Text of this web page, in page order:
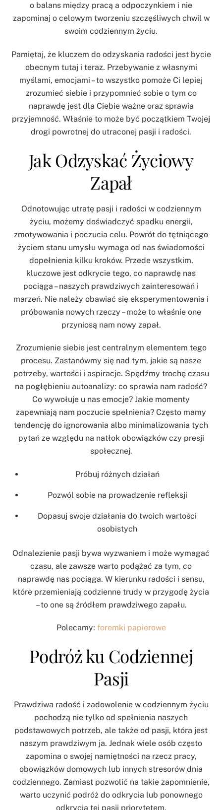
o balans między pracą a odpoczynkiem i nie
zapominaj o celowym tworzeniu szczęśliwych chwil w
swoim codziennym życiu.
Pamiętaj, że kluczem do odzyskania radości jest bycie
obecnym tutaj i teraz. Przebywanie z własnymi
myślami, emocjami – to wszystko pomoże Ci lepiej
zrozumieć siebie i przypomnieć sobie o tym co
naprawdę jest dla Ciebie ważne oraz sprawia
przyjemność. Właśnie to może być początkiem Twojej
drogi powrotnej do utraconej pasji i radości.
Jak Odzyskać Życiowy
Zapał
Odnotowując utratę pasji i radości w codziennym
życiu, możemy doświadczyć spadku energii,
zmotywowania i poczucia celu. Powrót do tętniącego
życiem stanu umysłu wymaga od nas świadomości
dopełnienia kilku kroków. Przede wszystkim,
kluczowe jest odkrycie tego, co naprawdę nas
pociąga – naszych prawdziwych zainteresowań i
marzeń. Nie należy obawiać się eksperymentowania i
próbowania nowych rzeczy – może to właśnie one
przyniosą nam nowy zapał.
Zrozumienie siebie jest centralnym elementem tego
procesu. Zastanówmy się nad tym, jakie są nasze
potrzeby, wartości i aspiracje. Spędźmy trochę czasu
na pogłębieniu autoanalizy: co sprawia nam radość?
Co wywołuje u nas emocje? Jakie momenty
zapewniają nam poczucie spełnienia? Często mamy
tendencję do ignorowania albo minimalizowania tych
pytań ze względu na natłok obowiązków czy presji
społecznej.
Próbuj różnych działań
Pozwól sobie na prowadzenie refleksji
Dopasuj swoje działania do twoich wartości
osobistych
Odnalezienie pasji bywa wyzwaniem i może wymagać
czasu, ale zawsze warto podążać za tym, co
naprawdę nas pociąga. W kierunku radości i sensu,
które przemieniają codzienne trudy w przygodę życia
– to one są źródłem prawdziwego zapału.
Polecamy: foremki papierowe
Podróż ku Codziennej
Pasji
Prawdziwa radość i zadowolenie w codziennym życiu
pochodzą nie tylko od spełnienia naszych
podstawowych potrzeb, ale także od pasji, która jest
naszym prawdziwym ja. Jednak wiele osób często
zapomina o swojej namiętności na rzecz pracy,
obowiązków domowych lub innych stresorów dnia
codziennego. Zamiast pozwolić na takie zapomnienie,
warto uczynić podróż do odkrycia lub ponownego
odkrycia tej pasji priorytetem.